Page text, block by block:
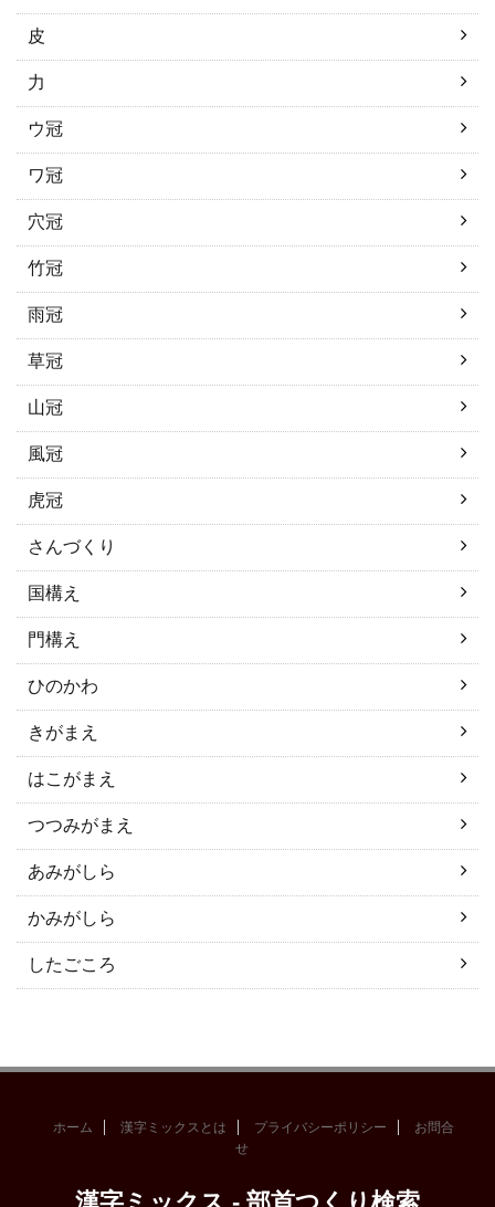
皮
力
ウ冠
ワ冠
穴冠
竹冠
雨冠
草冠
山冠
風冠
虎冠
さんづくり
国構え
門構え
ひのかわ
きがまえ
はこがまえ
つつみがまえ
あみがしら
かみがしら
したごころ
ホーム 漢字ミックスとは プライバシーポリシー
お問合
せ